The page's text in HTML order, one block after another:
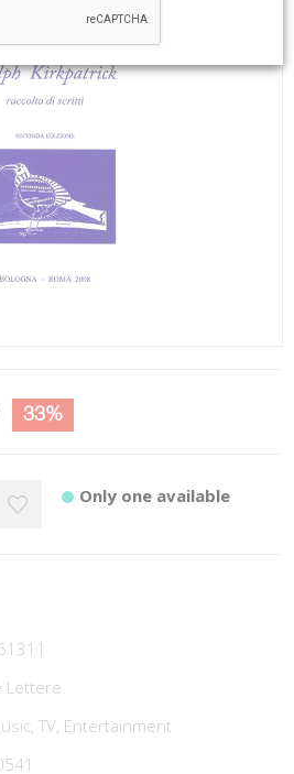
33%
Only one available
Lettere
TV, Entertainment